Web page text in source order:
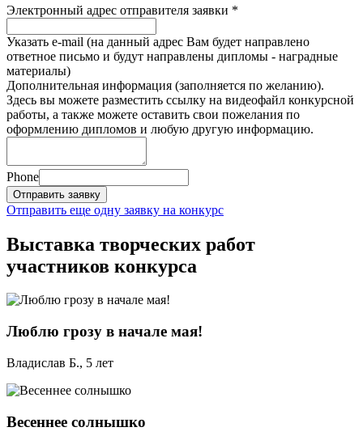
Электронный адрес отправителя заявки *
Указать e-mail (на данный адрес Вам будет направлено
ответное письмо и будут направлены дипломы - наградные
материалы)
Дополнительная информация (заполняется по желанию).
Здесь вы можете разместить ссылку на видеофайл конкурсной
работы, а также можете оставить свои пожелания по
оформлению дипломов и любую другую информацию.
Phone
Отправить заявку
Отправить еще одну заявку на конкурс
Выставка творческих работ
участников конкурса
Люблю грозу в начале мая!
Владислав Б., 5 лет
Весеннее солнышко